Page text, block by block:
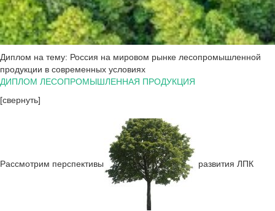
Диплом на тему: Россия на мировом рынке лесопромышленной
продукции в современных условиях
ДИПЛОМ ЛЕСОПРОМЫШЛЕННАЯ ПРОДУКЦИЯ
[свернуть]
Рассмотрим перспективы развития ЛПК